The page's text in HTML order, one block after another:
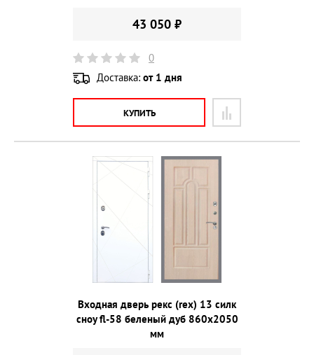
43 050 ₽
0
Доставка: от 1 дня
КУПИТЬ
Входная дверь рекс (rex) 13 силк
сноу fl-58 беленый дуб 860х2050
мм